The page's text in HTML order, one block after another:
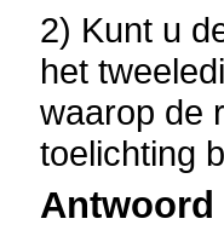
2) Kunt u
het
waarop de
toelichting
Antwoord